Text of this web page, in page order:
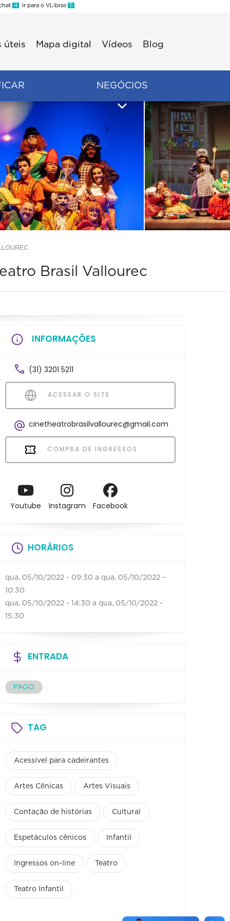
4 Ir para o VLibras 5
úteis Mapa digital Vídeos Blog
NEGÓCIOS
Brasil Vallourec
INFORMAÇÕES
(31) 3201 5211
ACESSAR O SITE
cinetheatrobrasilvallourec@gmail.com
COMPRA DE INGRESSOS
Youtube Instagram Facebook
HORÁRIOS
qua, 05/10/2022 - 09:30 a qua, 05/10/2022 -
10:30
qua, 05/10/2022 - 14:30 a qua, 05/10/2022 -
15:30
ENTRADA
PAGO
TAG
Acessível para cadeirantes
Artes Cênicas Artes Visuais
Contação de histórias Cultural
Espetáculos cênicos Infantil
Ingressos on-line Teatro
Teatro Infantil